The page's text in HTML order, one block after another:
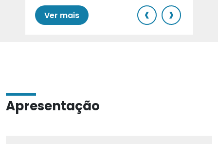
Ver mais ‹ ›
Apresentação